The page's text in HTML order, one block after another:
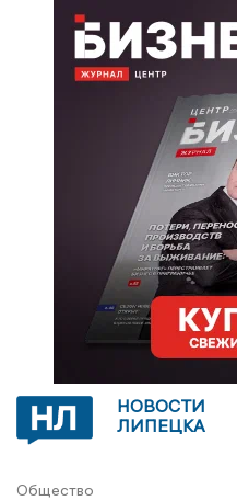
НОВОСТИ
ЛИПЕЦКА
Общество